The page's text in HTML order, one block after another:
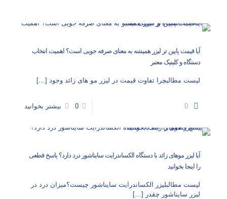
آیا قیمت پایین تر لیزر همیشه به معنای صرفه جویی است؟ اهمیت انتخاب
دستگاه و کلینیک معتبر
لیست مطالبچرا تفاوت قیمت در لیزر مو های زائد وجود […]
0
0 بیشتر بخوانید
آیا لیزر موهای زائد با دستگاه الکساندرایت سایناشور درد دارد؟ پاسخ قطعی
را اینجا بخوانید
لیست مطالبلیزر الکساندرایت سایناشور چیست؟میزان درد در
لیزر سایناشور چقدر
[…]